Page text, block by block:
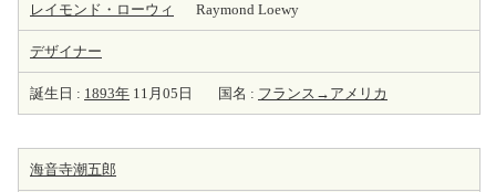
レイモンド・ローウィ Raymond Loewy
デザイナー
誕生日 : 1893年 11月05日 国名 : フランス→アメリカ
海音寺潮五郎